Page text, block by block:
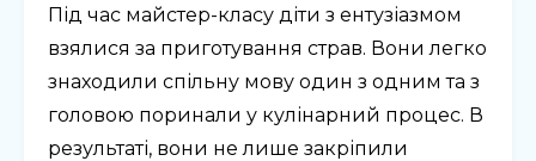
Під час майстер-класу діти з ентузіазмом
взялися за приготування страв. Вони легко
знаходили спільну мову один з одним та з
головою поринали у кулінарний процес. В
результаті, вони не лише закріпили